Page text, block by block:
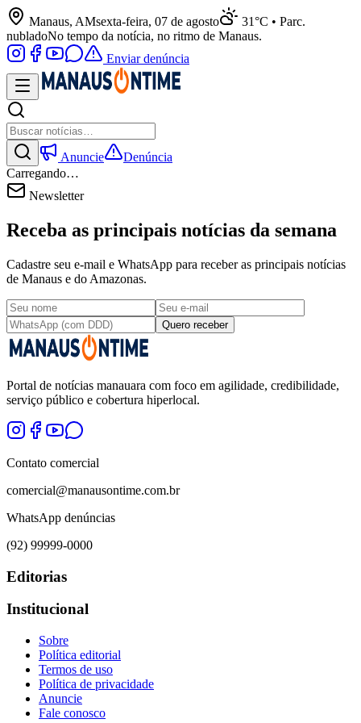
Manaus, AMsexta-feira, 07 de agosto
31°C • Parc.
nubladoNo tempo da notícia, no ritmo de Manaus.
Enviar denúncia
Anuncie
Denúncia
Carregando…
Newsletter
Receba as principais notícias da semana
Cadastre seu e-mail e WhatsApp para receber as principais notícias
de Manaus e do Amazonas.
Quero receber
Portal de notícias manauara com foco em agilidade, credibilidade,
serviço público e cobertura hiperlocal.
Contato comercial
comercial@manausontime.com.br
WhatsApp denúncias
(92) 99999-0000
Editorias
Institucional
Sobre
Política editorial
Termos de uso
Política de privacidade
Anuncie
Fale conosco